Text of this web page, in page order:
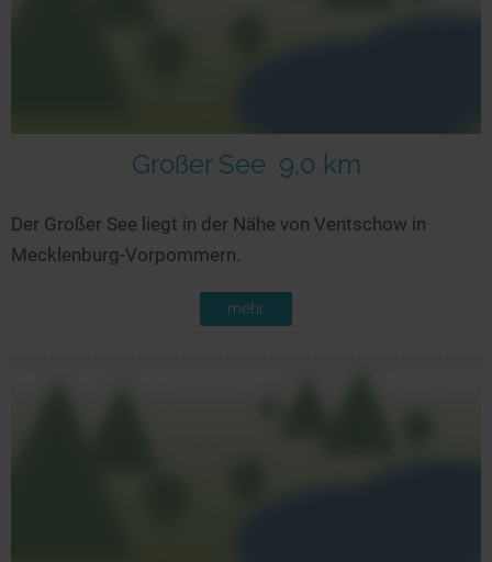
Großer See 9,0 km
Der Großer See liegt in der Nähe von Ventschow in
Mecklenburg-Vorpommern.
mehr